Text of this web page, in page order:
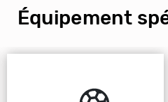
Équipement